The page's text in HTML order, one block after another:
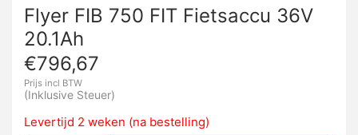
Flyer FIB 750 FIT Fietsaccu 36V
20.1Ah
€796,67
Prijs incl BTW
(Inklusive Steuer)
Levertijd 2 weken (na bestelling)